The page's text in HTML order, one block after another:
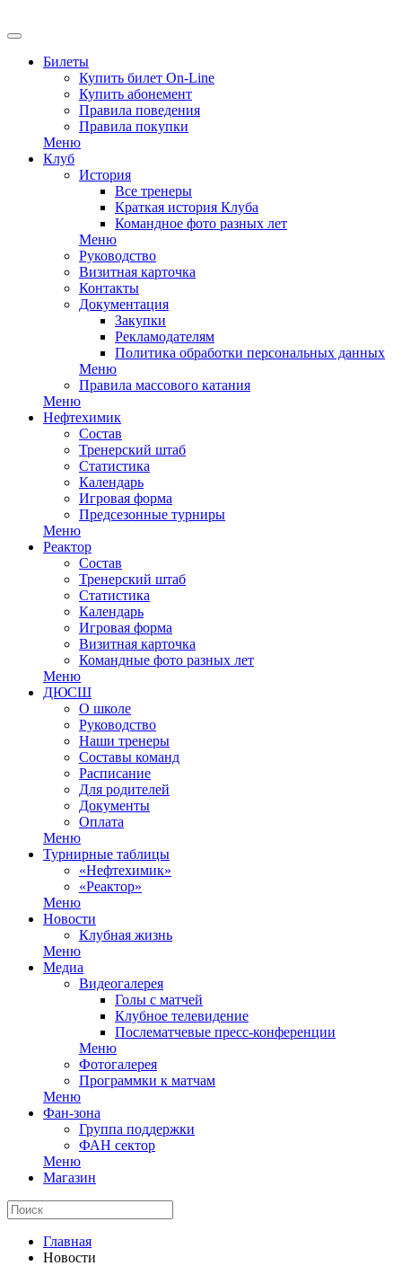
Билеты
Купить билет On-Line
Купить абонемент
Правила поведения
Правила покупки
Меню
Клуб
История
Все тренеры
Краткая история Клуба
Командное фото разных лет
Меню
Руководство
Визитная карточка
Контакты
Документация
Закупки
Рекламодателям
Политика обработки персональных данных
Меню
Правила массового катания
Меню
Нефтехимик
Состав
Тренерский штаб
Статистика
Календарь
Игровая форма
Предсезонные турниры
Меню
Реактор
Состав
Тренерский штаб
Статистика
Календарь
Игровая форма
Визитная карточка
Командные фото разных лет
Меню
ДЮСШ
О школе
Руководство
Наши тренеры
Составы команд
Расписание
Для родителей
Документы
Оплата
Меню
Турнирные таблицы
«Нефтехимик»
«Реактор»
Меню
Новости
Клубная жизнь
Меню
Медиа
Видеогалерея
Голы с матчей
Клубное телевидение
Послематчевые пресс-конференции
Меню
Фотогалерея
Программки к матчам
Меню
Фан-зона
Группа поддержки
ФАН сектор
Меню
Магазин
Главная
Новости